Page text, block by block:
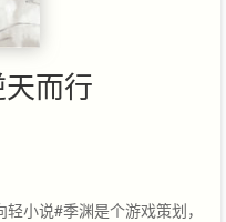
而行
小说#季渊是个游戏策划，